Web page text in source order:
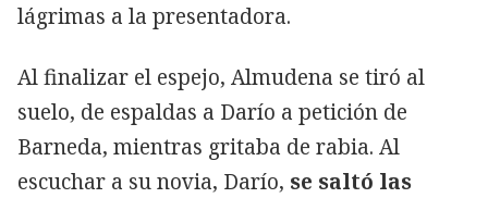
lágrimas a la presentadora.
Al finalizar el espejo, Almudena se tiró al
suelo, de espaldas a Darío a petición de
Barneda, mientras gritaba de rabia. Al
escuchar a su novia, Darío, se saltó las